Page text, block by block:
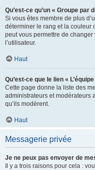
Qu’est-ce qu’un « Groupe par
Si vous êtes membre de plus
déterminer le rang et la couleur
peut vous permettre de
l’utilisateur.
Haut
Qu’est-ce que le lien «
Cette page donne la liste des
administrateurs et modérateurs
qu’ils modèrent.
Haut
Messagerie privée
Je ne peux pas envoyer de
Il y a trois raisons pour cela :